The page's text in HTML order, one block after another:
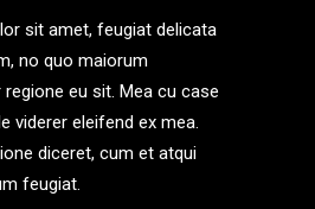
sit amet, feugiat delicata
no quo maiorum
regione eu sit. Mea cu case
viderer eleifend ex mea.
diceret, cum et atqui
feugiat.